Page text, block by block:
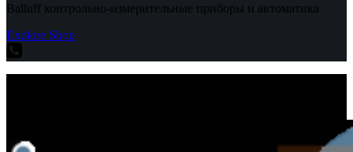
Balluff контрольно-измерительные приборы и автоматика
Explore Shop